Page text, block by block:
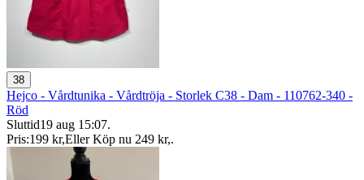
38
Hejco - Vårdtunika - Vårdtröja - Storlek C38 - Dam - 110762-340 -
Röd
Sluttid19 aug 15:07.
Pris:199 kr,Eller Köp nu 249 kr,.